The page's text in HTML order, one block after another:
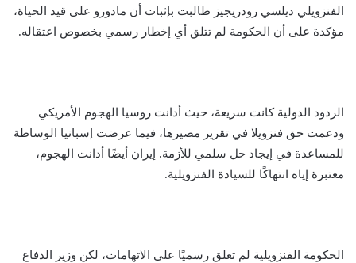
الفنزويلي ديلسي رودريجيز طالبت بإثبات أن مادورو على قيد الحياة،
مؤكدة على أن الحكومة لم تتلق أي إخطار رسمي بخصوص اعتقاله.
الردود الدولية كانت سريعة، حيث أدانت روسيا الهجوم الأمريكي
ودعمت حق فنزويلا في تقرير مصيرها، فيما عرضت إسبانيا الوساطة
للمساعدة في إيجاد حل سلمي للأزمة. إيران أيضًا أدانت الهجوم،
معتبرة إياه انتهاكًا للسيادة الفنزويلية.
الحكومة الفنزويلية لم تعلق رسميًا على الاتهامات، لكن وزير الدفاع